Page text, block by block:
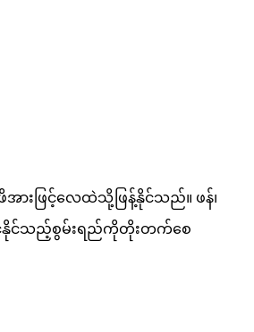
ားဖြင့်လေထဲသို့ဖြန့်နိုင်သည်။ ဖန်၊
တ်ဆင်နိုင်သည့်စွမ်းရည်ကိုတိုးတက်စေ